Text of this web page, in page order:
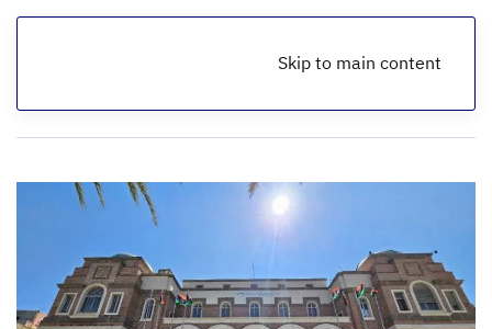
Skip to main content
الرئيسية